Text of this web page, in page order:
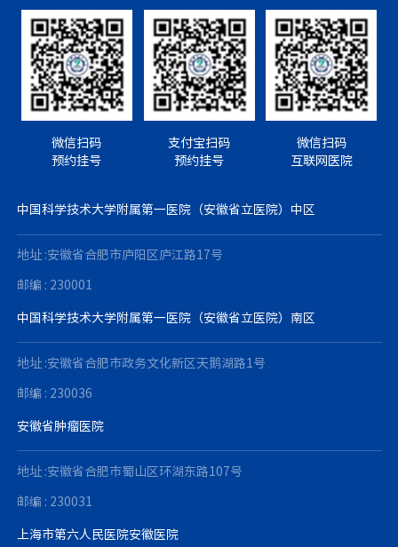
微信扫码
预约挂号
支付宝扫码
预约挂号
微信扫码
互联网医院
中国科学技术大学附属第一医院（安徽省立医院）中区
地址 :安徽省合肥市庐阳区庐江路17号
邮编 : 230001
中国科学技术大学附属第一医院（安徽省立医院）南区
地址 :安徽省合肥市政务文化新区天鹅湖路1号
邮编 : 230036
安徽省肿瘤医院
地址 :安徽省合肥市蜀山区环湖东路107号
邮编 : 230031
上海市第六人民医院安徽医院